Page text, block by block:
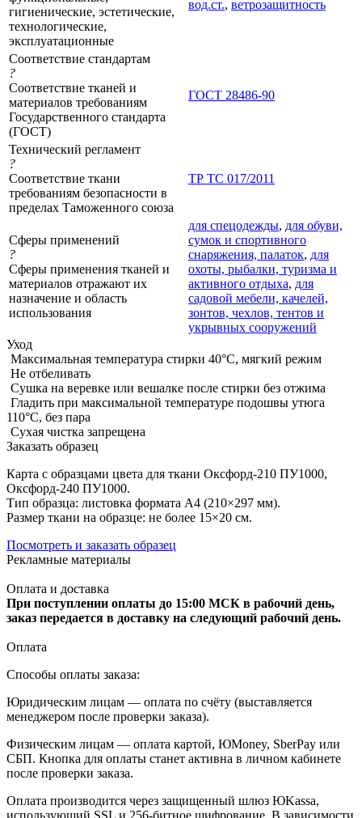
гигиенические, эстетические,
технологические,
эксплуатационные
вод.ст., ветрозащитность
Соответствие стандартам
?
Соответствие тканей и
материалов требованиям
Государственного стандарта
(ГОСТ)
ГОСТ 28486-90
Технический регламент
?
Соответствие ткани
требованиям безопасности в
пределах Таможенного союза
ТР ТС 017/2011
Сферы применений
?
Сферы применения тканей и
материалов отражают их
назначение и область
использования
для спецодежды, для обуви,
сумок и спортивного
снаряжения, палаток, для
охоты, рыбалки, туризма и
активного отдыха, для
садовой мебели, качелей,
зонтов, чехлов, тентов и
укрывных сооружений
Уход
Максимальная температура стирки 40°C, мягкий режим
Не отбеливать
Сушка на веревке или вешалке после стирки без отжима
Гладить при максимальной температуре подошвы утюга
110°C, без пара
Сухая чистка запрещена
Заказать образец
Карта с образцами цвета для ткани Оксфорд-210 ПУ1000,
Оксфорд-240 ПУ1000.
Тип образца: листовка формата А4 (210×297 мм).
Размер ткани на образце: не более 15×20 см.
Посмотреть и заказать образец
Рекламные материалы
Оплата и доставка
При поступлении оплаты до 15:00 МСК в рабочий день,
заказ передается в доставку на следующий рабочий день.
Оплата
Способы оплаты заказа:
Юридическим лицам — оплата по счёту (выставляется
менеджером после проверки заказа).
Физическим лицам — оплата картой, ЮMoney, SberPay или
СБП. Кнопка для оплаты станет активна в личном кабинете
после проверки заказа.
Оплата производится через защищенный шлюз ЮKassa,